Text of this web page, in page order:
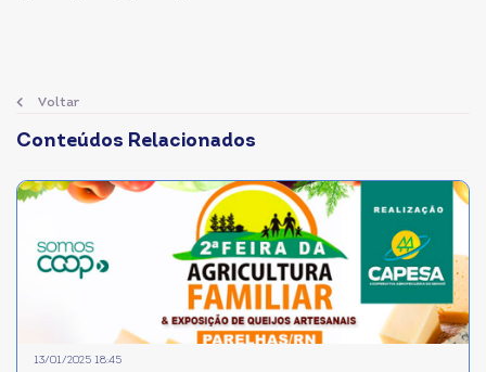
Voltar
Conteúdos Relacionados
13/01/2025 18:45